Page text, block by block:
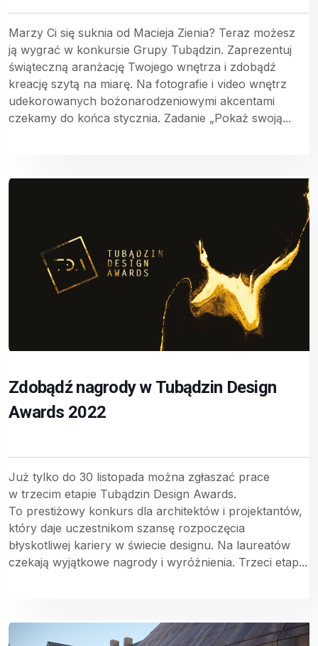
Marzy Ci się suknia od Macieja Zienia? Teraz możesz
ją wygrać w konkursie Grupy Tubądzin. Zaprezentuj
świąteczną aranżację Twojego wnętrza i zdobądź
kreację szytą na miarę. Na fotografie i video wnętrz
udekorowanych bożonarodzeniowymi akcentami
czekamy do końca stycznia. Zadanie „Pokaż swoją...
Zdobądź nagrody w Tubądzin Design
Awards 2022
Już tylko do 30 listopada można zgłaszać prace
w trzecim etapie Tubądzin Design Awards.
To prestiżowy konkurs dla architektów i projektantów,
który daje uczestnikom szansę rozpoczęcia
błyskotliwej kariery w świecie designu. Na laureatów
czekają wyjątkowe nagrody i wyróżnienia. Trzeci etap...